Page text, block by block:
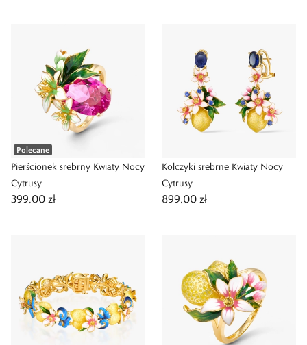
Polecane
Pierścionek srebrny Kwiaty Nocy
Cytrusy
399,00 zł
Kolczyki srebrne Kwiaty Nocy
Cytrusy
899,00 zł